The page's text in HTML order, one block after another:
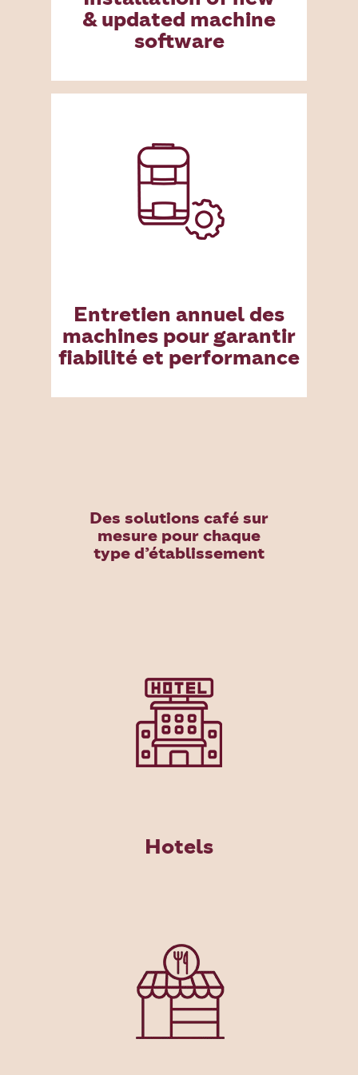
& updated machine
software
Entretien annuel des
machines pour garantir
fiabilité et performance
Des solutions café sur
mesure pour chaque
type d’établissement
Hotels